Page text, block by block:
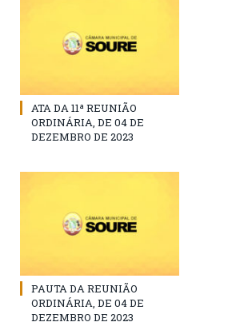
ATA DA 11ª REUNIÃO
ORDINÁRIA, DE 04 DE
DEZEMBRO DE 2023
PAUTA DA REUNIÃO
ORDINÁRIA, DE 04 DE
DEZEMBRO DE 2023